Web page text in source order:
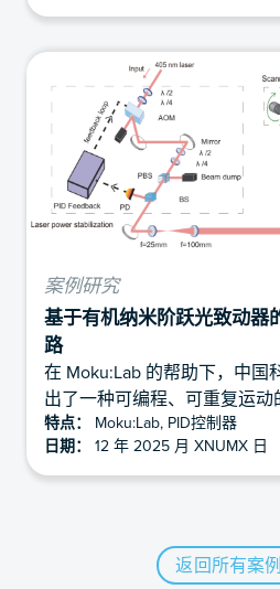
案例研究
基于有机纳米阶跃光致动器
路
在 Moku:Lab 的帮助下，中国
出了一种可编程、可重复运
特点：
Moku:Lab, PID控制器
日期：
12 年 2025 月 XNUMX 日
返回所有案